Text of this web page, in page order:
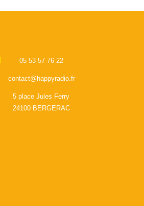
05 53 57 76 22
contact@happyradio.fr
5 place Jules Ferry
24100 BERGERAC